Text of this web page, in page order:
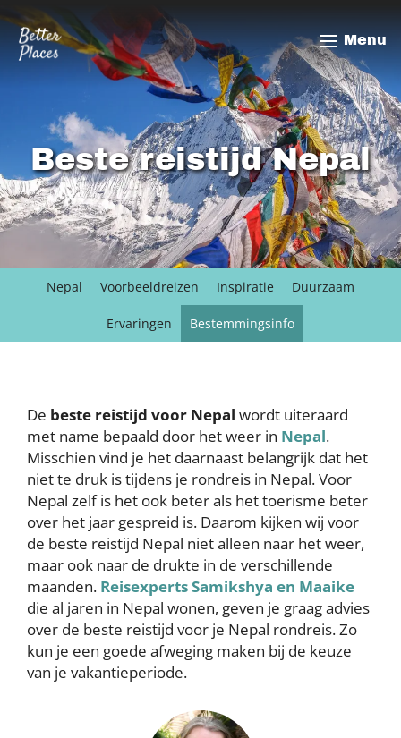
Overslaan
en
naar
de
Beste reistijd Nepal
Menu
Nepal Voorbeeldreizen Inspiratie Duurzaam
Ervaringen Bestemmingsinfo
De beste reistijd voor Nepal wordt uiteraard
met name bepaald door het weer in Nepal.
Misschien vind je het daarnaast belangrijk dat het
niet te druk is tijdens je rondreis in Nepal. Voor
Nepal zelf is het ook beter als het toerisme beter
over het jaar gespreid is. Daarom kijken wij voor
de beste reistijd Nepal niet alleen naar het weer,
maar ook naar de drukte in de verschillende
maanden. Reisexperts Samikshya en Maaike
die al jaren in Nepal wonen, geven je graag advies
over de beste reistijd voor je Nepal rondreis. Zo
kun je een goede afweging maken bij de keuze
van je vakantieperiode.